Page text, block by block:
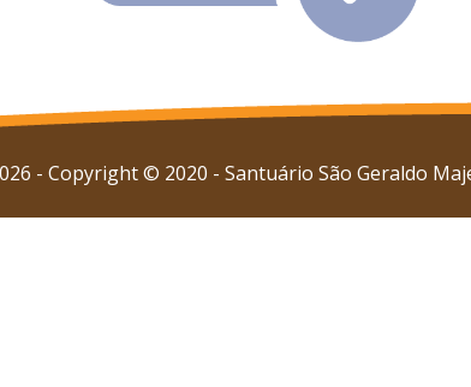
- Copyright © 2020 - Santuário São Geraldo